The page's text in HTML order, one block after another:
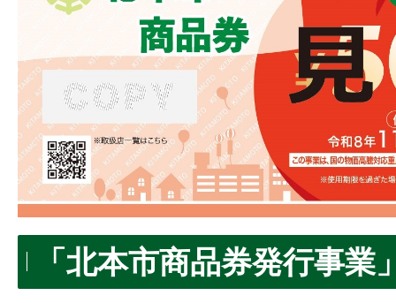
「北本市商品券発行事業